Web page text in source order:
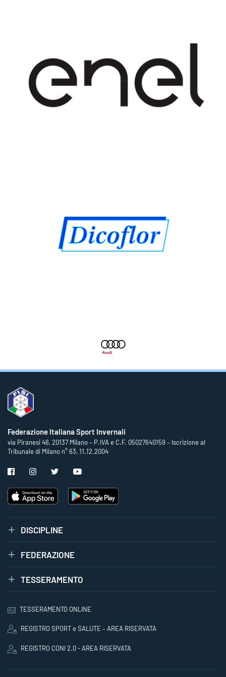
Federazione Italiana Sport Invernali
via Piranesi 46, 20137 Milano – P.IVA e C.F. 05027640159 – Iscrizione al
Tribunale di Milano n° 63, 11.12.2004
DISCIPLINE
FEDERAZIONE
TESSERAMENTO
TESSERAMENTO ONLINE
REGISTRO SPORT e SALUTE – AREA RISERVATA
REGISTRO CONI 2.0 - AREA RISERVATA